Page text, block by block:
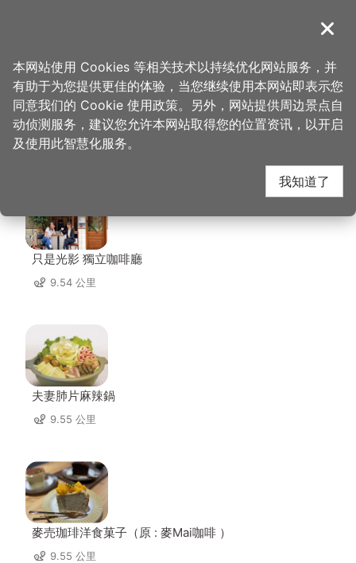
導覽
首页 > 想去的地方 > 中坜六和商圈
中坜六和商圈 周边店家
只是光影 獨立咖啡廳
9.54 公里
夫妻肺片麻辣鍋
9.55 公里
麥売珈琲洋食菓子（原 : 麥Mai咖啡 ）
9.55 公里
关闭
本网站使用 Cookies 等相关技术以持续优化网站服务，并
有助于为您提供更佳的体验，当您继续使用本网站即表示您
同意我们的 Cookie 使用政策。另外，网站提供周边景点自
动侦测服务，建议您允许本网站取得您的位置资讯，以开启
及使用此智慧化服务。
我知道了